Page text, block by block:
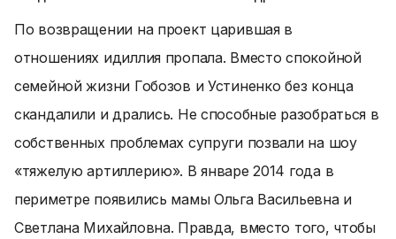
По возвращении на проект царившая в
отношениях идиллия пропала. Вместо спокойной
семейной жизни Гобозов и Устиненко без конца
скандалили и дрались. Не способные разобраться в
собственных проблемах супруги позвали на шоу
«тяжелую артиллерию». В январе 2014 года в
периметре появились мамы Ольга Васильевна и
Светлана Михайловна. Правда, вместо того, чтобы